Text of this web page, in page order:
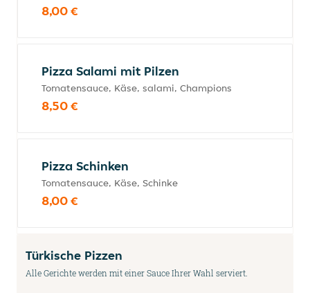
8,00 €
Pizza Salami mit Pilzen
Tomatensauce, Käse, salami, Champions
8,50 €
Pizza Schinken
Tomatensauce, Käse, Schinke
8,00 €
Türkische Pizzen
Alle Gerichte werden mit einer Sauce Ihrer Wahl serviert.